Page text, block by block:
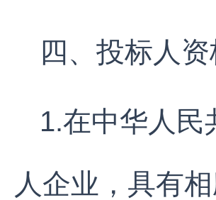
四、投标人
1.在中华人
人企业，具有